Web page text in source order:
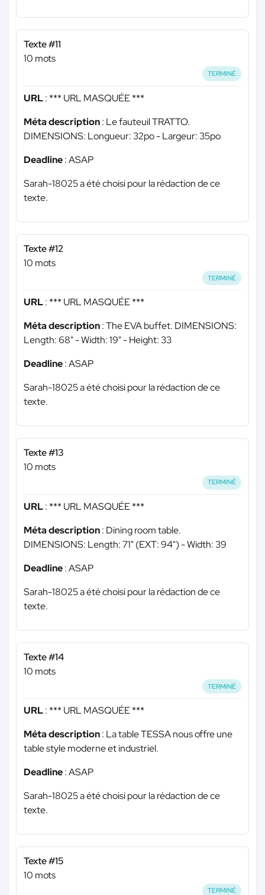
Texte #11
10 mots
TERMINÉ
URL: *** URL MASQUÉE ***
Méta description: Le fauteuil TRATTO.
DIMENSIONS: Longueur: 32po - Largeur: 35po
Deadline: ASAP
Sarah-18025 a été choisi pour la rédaction de ce
texte.
Texte #12
10 mots
TERMINÉ
URL: *** URL MASQUÉE ***
Méta description: The EVA buffet. DIMENSIONS:
Length: 68" - Width: 19" - Height: 33
Deadline: ASAP
Sarah-18025 a été choisi pour la rédaction de ce
texte.
Texte #13
10 mots
TERMINÉ
URL: *** URL MASQUÉE ***
Méta description: Dining room table.
DIMENSIONS: Length: 71" (EXT: 94") - Width: 39
Deadline: ASAP
Sarah-18025 a été choisi pour la rédaction de ce
texte.
Texte #14
10 mots
TERMINÉ
URL: *** URL MASQUÉE ***
Méta description: La table TESSA nous offre une
table style moderne et industriel.
Deadline: ASAP
Sarah-18025 a été choisi pour la rédaction de ce
texte.
Texte #15
10 mots
TERMINÉ